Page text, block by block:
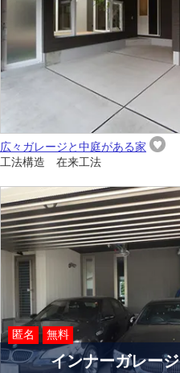
広々ガレージと中庭がある家
工法構造 在来工法
匿名 無料
インナーガレージ